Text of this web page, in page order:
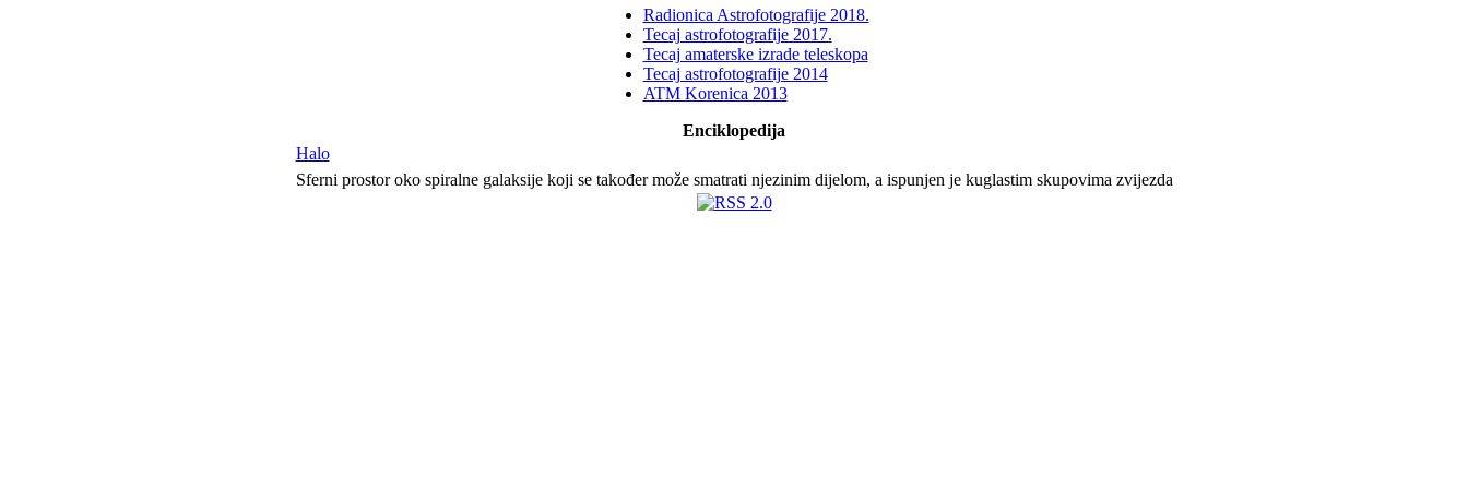
Radionica Astrofotografije 2018.
Tecaj astrofotografije 2017.
Tecaj amaterske izrade teleskopa
Tecaj astrofotografije 2014
ATM Korenica 2013
Enciklopedija
Halo
Sferni prostor oko spiralne galaksije koji se također može smatrati njezinim dijelom, a ispunjen je kuglastim skupovima zvijezda